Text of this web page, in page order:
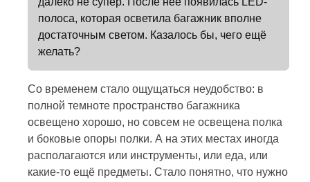
полоса, которая осветила багажник вполне
достаточным светом. Казалось бы, чего ещё
желать?
Со временем стало ощущаться неудобство: в
полной темноте пространство багажника
освещено хорошо, но совсем не освещена полка
и боковые опоры полки. А на этих местах иногда
располагаются или инструменты, или еда, или
какие-то ещё предметы. Стало понятно, что нужно